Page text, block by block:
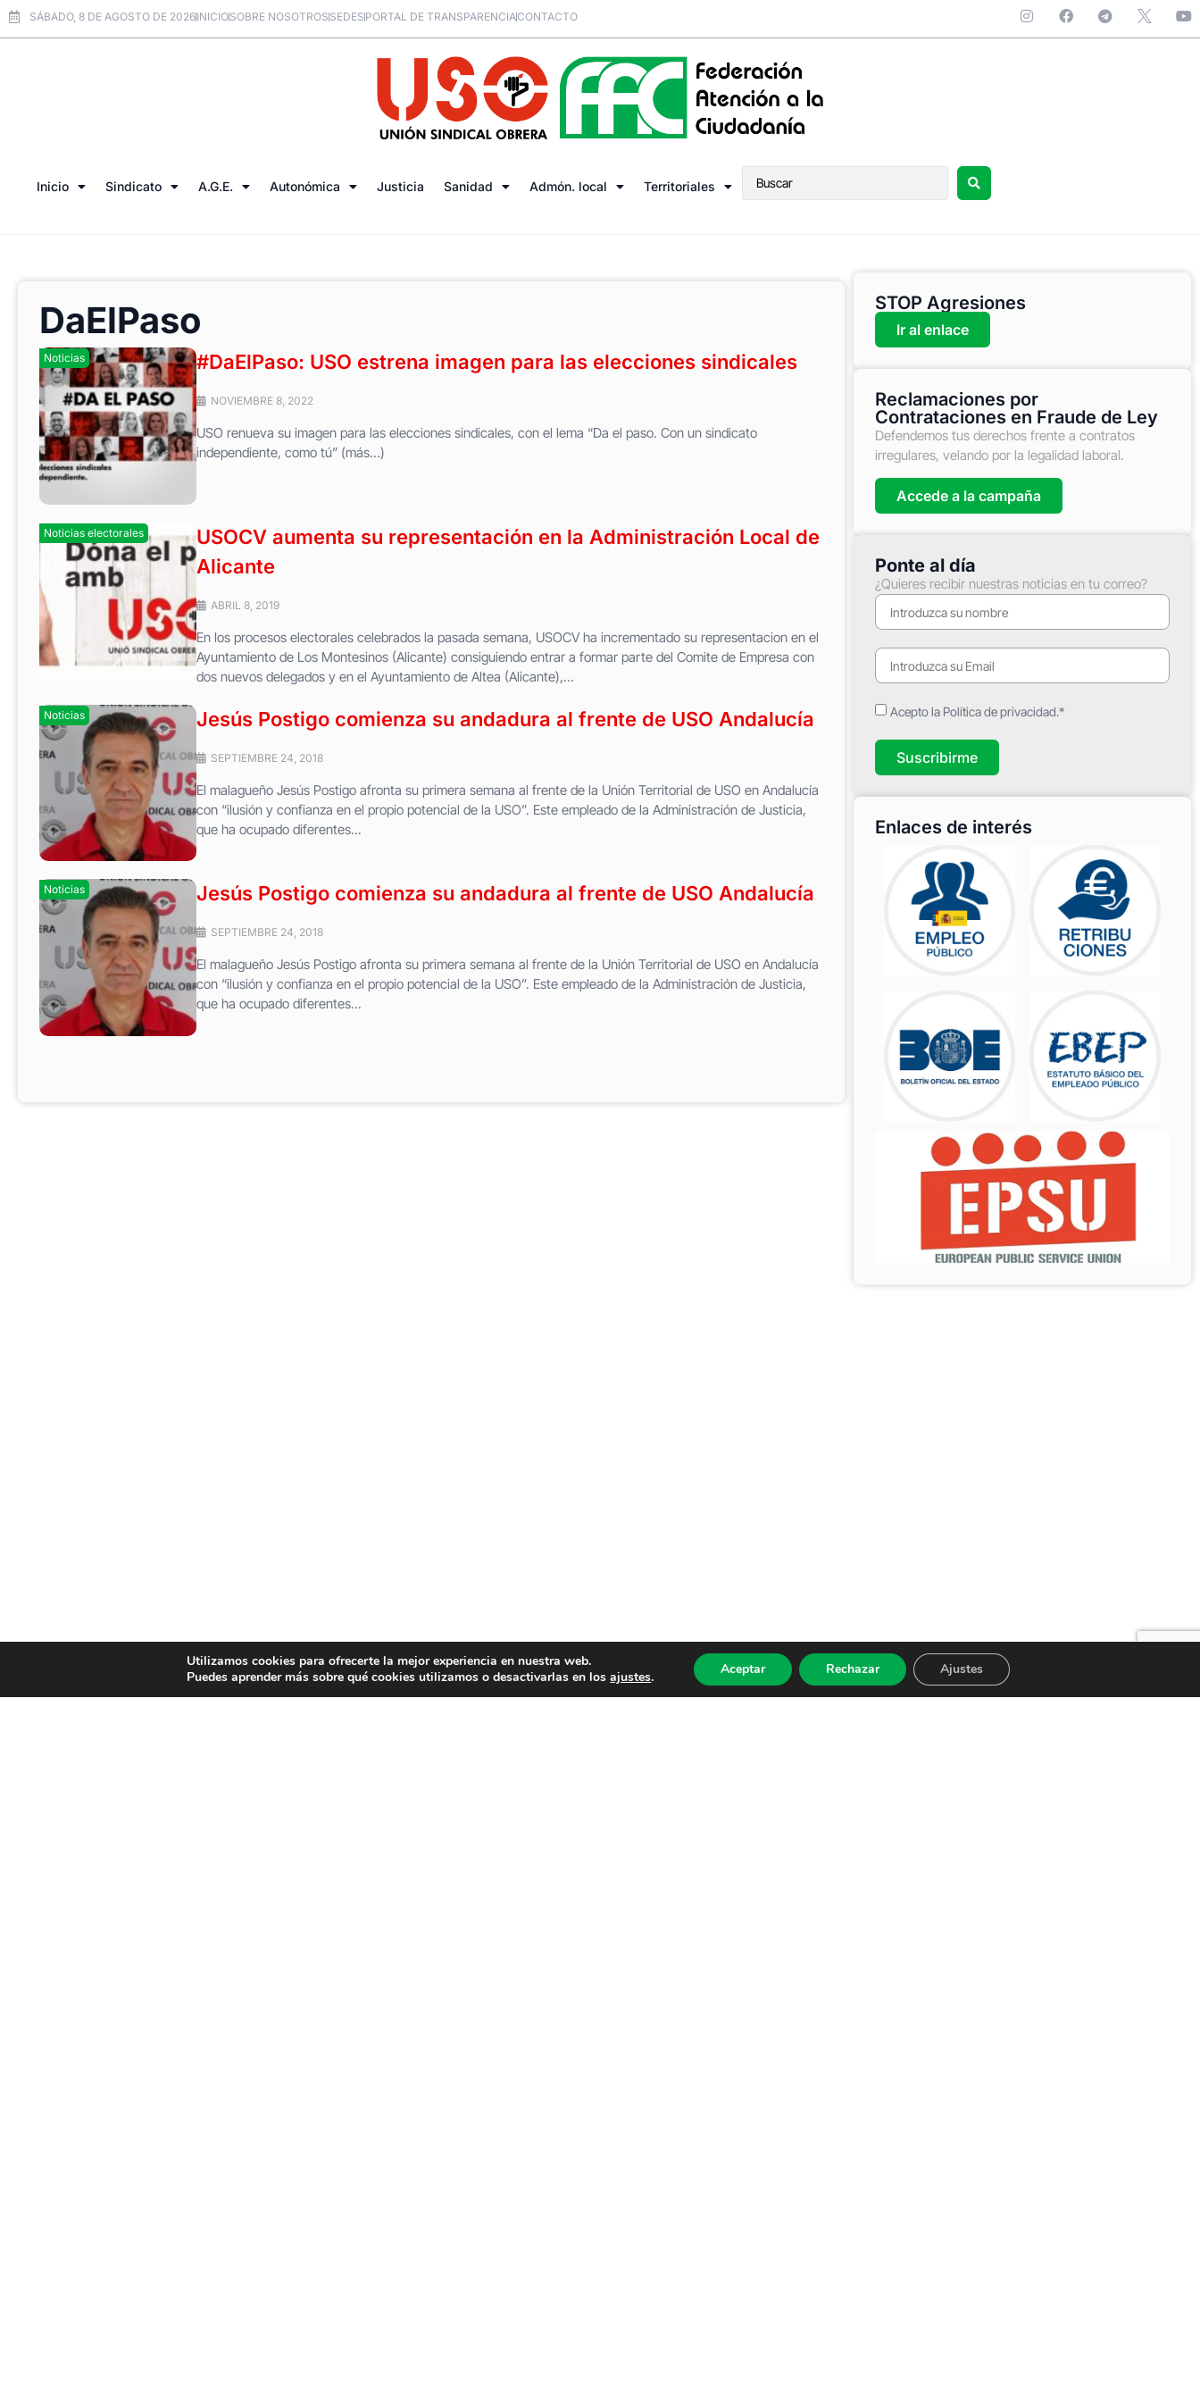
SÁBADO, 8 DE AGOSTO DE 2026INICIOSOBRE NOSOTROSSEDESPORTAL DE TRANSPARENCIACONTACTO
Inicio Sindicato A.G.E. Autonómica Justicia Sanidad Admón. local Territoriales
DaElPaso
Noticias #DaElPaso: USO estrena imagen para las elecciones sindicales
NOVIEMBRE 8, 2022
USO renueva su imagen para las elecciones sindicales, con el lema “Da el paso. Con un sindicato
independiente, como tú” (más…)
Noticias electorales
USOCV aumenta su representación en la Administración Local de
Alicante
ABRIL 8, 2019
En los procesos electorales celebrados la pasada semana, USOCV ha incrementado su representacion en el
Ayuntamiento de Los Montesinos (Alicante) consiguiendo entrar a formar parte del Comite de Empresa con
dos nuevos delegados y en el Ayuntamiento de Altea (Alicante),...
Noticias Jesús Postigo comienza su andadura al frente de USO Andalucía
SEPTIEMBRE 24, 2018
El malagueño Jesús Postigo afronta su primera semana al frente de la Unión Territorial de USO en Andalucía
con “ilusión y confianza en el propio potencial de la USO”. Este empleado de la Administración de Justicia,
que ha ocupado diferentes...
Noticias Jesús Postigo comienza su andadura al frente de USO Andalucía
SEPTIEMBRE 24, 2018
El malagueño Jesús Postigo afronta su primera semana al frente de la Unión Territorial de USO en Andalucía
con “ilusión y confianza en el propio potencial de la USO”. Este empleado de la Administración de Justicia,
que ha ocupado diferentes...
STOP Agresiones
Ir al enlace
Reclamaciones por
Contrataciones en Fraude de Ley
Defendemos tus derechos frente a contratos
irregulares, velando por la legalidad laboral.
Accede a la campaña
Ponte al día
¿Quieres recibir nuestras noticias en tu correo?
Acepto la Política de privacidad.*
Suscribirme
Enlaces de interés
Utilizamos cookies para ofrecerte la mejor experiencia en nuestra web.
Puedes aprender más sobre qué cookies utilizamos o desactivarlas en losajustes. Aceptar Rechazar Ajustes